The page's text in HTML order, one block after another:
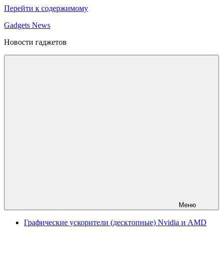
Перейти к содержимому
Gadgets News
Новости гаджетов
Меню
Графические ускорители (десктопные) Nvidia и AMD